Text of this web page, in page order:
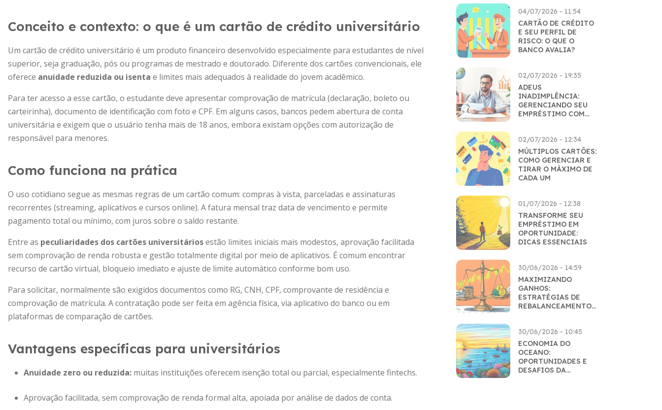
Conceito e contexto: o que é um cartão de crédito universitário
Um cartão de crédito universitário é um produto financeiro desenvolvido especialmente para estudantes de nível
superior, seja graduação, pós ou programas de mestrado e doutorado. Diferente dos cartões convencionais, ele
oferece anuidade reduzida ou isenta e limites mais adequados à realidade do jovem acadêmico.
Para ter acesso a esse cartão, o estudante deve apresentar comprovação de matrícula (declaração, boleto ou
carteirinha), documento de identificação com foto e CPF. Em alguns casos, bancos pedem abertura de conta
universitária e exigem que o usuário tenha mais de 18 anos, embora existam opções com autorização de
responsável para menores.
Como funciona na prática
O uso cotidiano segue as mesmas regras de um cartão comum: compras à vista, parceladas e assinaturas
recorrentes (streaming, aplicativos e cursos online). A fatura mensal traz data de vencimento e permite
pagamento total ou mínimo, com juros sobre o saldo restante.
Entre as peculiaridades dos cartões universitáriosestão limites iniciais mais modestos, aprovação facilitada
sem comprovação de renda robusta e gestão totalmente digital por meio de aplicativos. É comum encontrar
recurso de cartão virtual, bloqueio imediato e ajuste de limite automático conforme bom uso.
Para solicitar, normalmente são exigidos documentos como RG, CNH, CPF, comprovante de residência e
comprovação de matrícula. A contratação pode ser feita em agência física, via aplicativo do banco ou em
plataformas de comparação de cartões.
Vantagens específicas para universitários
Anuidade zero ou reduzida: muitas instituições oferecem isenção total ou parcial, especialmente fintechs.
Aprovação facilitada, sem comprovação de renda formal alta, apoiada por análise de dados de conta.
04/07/2026 - 11:54
CARTÃO DE CRÉDITO
E SEU PERFIL DE
RISCO: O QUE O
BANCO AVALIA?
02/07/2026 - 19:35
ADEUS
INADIMPLÊNCIA:
GERENCIANDO SEU
EMPRÉSTIMO COM
02/07/2026 - 12:34
MÚLTIPLOS CARTÕES:
COMO GERENCIAR E
TIRAR O MÁXIMO DE
CADA UM
01/07/2026 - 12:38
TRANSFORME SEU
EMPRÉSTIMO EM
OPORTUNIDADE:
DICAS ESSENCIAIS
30/06/2026 - 14:59
MAXIMIZANDO
GANHOS:
ESTRATÉGIAS DE
REBALANCEAMENTO
30/06/2026 - 10:45
ECONOMIA DO
OCEANO:
OPORTUNIDADES E
DESAFIOS DA